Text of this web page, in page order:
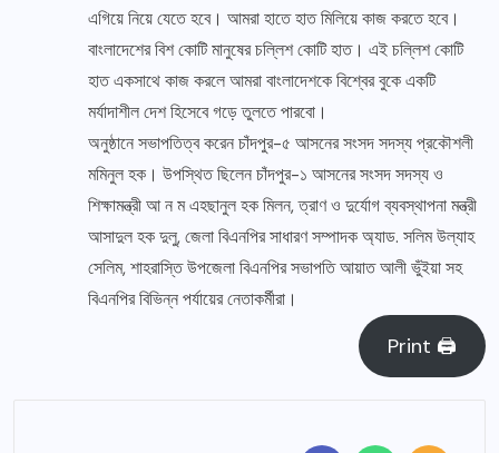
এগিয়ে নিয়ে যেতে হবে। আমরা হাতে হাত মিলিয়ে কাজ করতে হবে।
বাংলাদেশের বিশ কোটি মানুষের চল্লিশ কোটি হাত। এই চল্লিশ কোটি
হাত একসাথে কাজ করলে আমরা বাংলাদেশকে বিশ্বের বুকে একটি
মর্যাদাশীল দেশ হিসেবে গড়ে তুলতে পারবো।
অনুষ্ঠানে সভাপতিত্ব করেন চাঁদপুর-৫ আসনের সংসদ সদস্য প্রকৌশলী
মমিনুল হক। উপস্থিত ছিলেন চাঁদপুর-১ আসনের সংসদ সদস্য ও
শিক্ষামন্ত্রী আ ন ম এহছানুল হক মিলন, ত্রাণ ও দুর্যোগ ব্যবস্থাপনা মন্ত্রী
আসাদুল হক দুলু, জেলা বিএনপির সাধারণ সম্পাদক অ্যাড. সলিম উল্যাহ
সেলিম, শাহরাস্তি উপজেলা বিএনপির সভাপতি আয়াত আলী ভুঁইয়া সহ
বিএনপির বিভিন্ন পর্যায়ের নেতাকর্মীরা।
Print 🖨